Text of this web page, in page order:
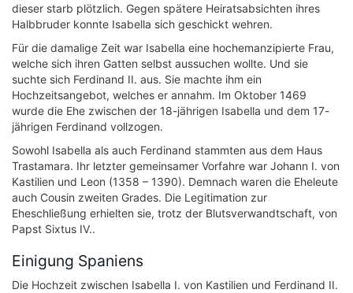
dieser starb plötzlich. Gegen spätere Heiratsabsichten ihres
Halbbruder konnte Isabella sich geschickt wehren.
Für die damalige Zeit war Isabella eine hochemanzipierte Frau,
welche sich ihren Gatten selbst aussuchen wollte. Und sie
suchte sich Ferdinand II. aus. Sie machte ihm ein
Hochzeitsangebot, welches er annahm. Im Oktober 1469
wurde die Ehe zwischen der 18-jährigen Isabella und dem 17-
jährigen Ferdinand vollzogen.
Sowohl Isabella als auch Ferdinand stammten aus dem Haus
Trastamara. Ihr letzter gemeinsamer Vorfahre war Johann I. von
Kastilien und Leon (1358 – 1390). Demnach waren die Eheleute
auch Cousin zweiten Grades. Die Legitimation zur
Eheschließung erhielten sie, trotz der Blutsverwandtschaft, von
Papst Sixtus IV..
Einigung Spaniens
Die Hochzeit zwischen Isabella I. von Kastilien und Ferdinand II.